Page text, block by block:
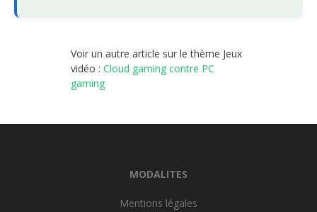
Voir un autre article sur le thème Jeux
vidéo : Cloud gaming contre PC
gaming
MODALITES
Mentions légales